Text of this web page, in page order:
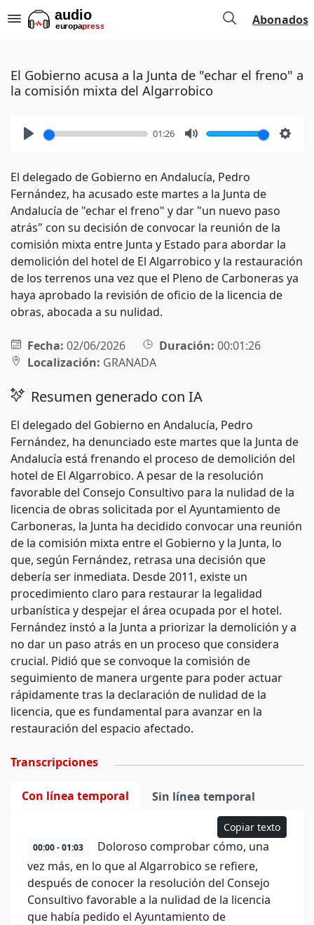
Abonados
El Gobierno acusa a la Junta de "echar el freno" a
la comisión mixta del Algarrobico
01:26
El delegado de Gobierno en Andalucía, Pedro
Fernández, ha acusado este martes a la Junta de
Andalucía de "echar el freno" y dar "un nuevo paso
atrás" con su decisión de convocar la reunión de la
comisión mixta entre Junta y Estado para abordar la
demolición del hotel de El Algarrobico y la restauración
de los terrenos una vez que el Pleno de Carboneras ya
haya aprobado la revisión de oficio de la licencia de
obras, abocada a su nulidad.
Fecha: 02/06/2026 Duración: 00:01:26
Localización: GRANADA
Resumen generado con IA
El delegado del Gobierno en Andalucía, Pedro
Fernández, ha denunciado este martes que la Junta de
Andalucía está frenando el proceso de demolición del
hotel de El Algarrobico. A pesar de la resolución
favorable del Consejo Consultivo para la nulidad de la
licencia de obras solicitada por el Ayuntamiento de
Carboneras, la Junta ha decidido convocar una reunión
de la comisión mixta entre el Gobierno y la Junta, lo
que, según Fernández, retrasa una decisión que
debería ser inmediata. Desde 2011, existe un
procedimiento claro para restaurar la legalidad
urbanística y despejar el área ocupada por el hotel.
Fernández instó a la Junta a priorizar la demolición y a
no dar un paso atrás en un proceso que considera
crucial. Pidió que se convoque la comisión de
seguimiento de manera urgente para poder actuar
rápidamente tras la declaración de nulidad de la
licencia, que es fundamental para avanzar en la
restauración del espacio afectado.
Transcripciones
Con línea temporal Sin línea temporal
Copiar texto
00:00 - 01:03
Doloroso comprobar cómo, una
vez más, en lo que al Algarrobico se refiere,
después de conocer la resolución del Consejo
Consultivo favorable a la nulidad de la licencia
que había pedido el Ayuntamiento de